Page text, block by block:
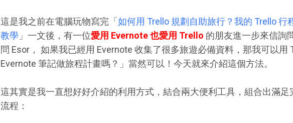
這是我之前在電腦玩物寫完「 如何用 Trello 規劃自助旅行？我的 Trello 行
教學 」一文後，有一位愛用 Evernote 也愛用 Trello 的朋友進一步來信詢
問 Esor， 如果我已經用 Evernote 收集了很多旅遊必備資料，那我可以用
Evernote 筆記做旅程計畫嗎？」當然可以！今天就來介紹這個方法。
這其實是我一直想好好介紹的利用方式，結合兩大便利工具，組合出滿足
流程：